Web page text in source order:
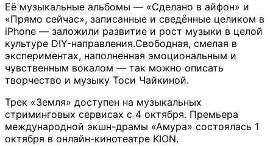
Её музыкальные альбомы — «Сделано в айфон» и
«Прямо сейчас», записанные и сведённые целиком в
iPhone — заложили развитие и рост музыки в целой
культуре DIY-направления.Свободная, смелая в
экспериментах, наполненная эмоциональным и
чувственным вокалом — так можно описать
творчество и музыку Тоси Чайкиной.
Трек «Земля» доступен на музыкальных
стриминговых сервисах с 4 октября. Премьера
международной экшн-драмы «Амура» состоялась 1
октября в онлайн-кинотеатре KION.